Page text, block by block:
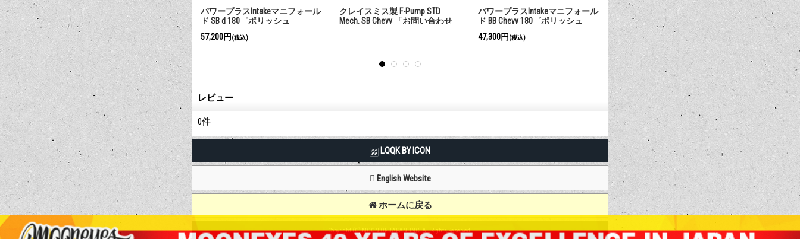
STD
い合わせ
パワープラスIntakeマニフォール
ド BB Chevy 180゜ポリッシュ
47,300円
(税込)
パワープラスIntakeマニフォール
ド SB CHV Crosswindサティン
パワープラスIntakeマニフォール
ド SB Chevy サティン
パワープラスIntakeマニフォール
ド SB Chevy 360゜サティン
パワープラスIntakeマニフォール
ド BB Chevy 180゜サティン
36,300円
(税込)
パワープ
ド SB
レビュー
0件
LQQK BY ICON
English Website
ホームに戻る
Copyright (C) MOON OF JAPAN, INC. All Rights Reserved.